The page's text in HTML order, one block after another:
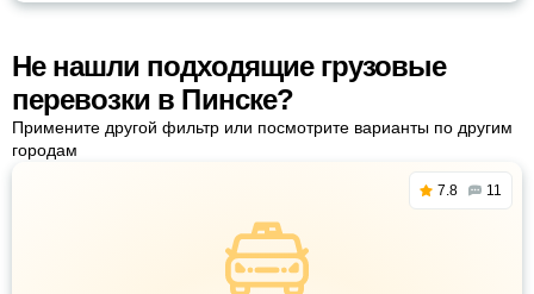
Не нашли подходящие грузовые
перевозки в Пинске?
Примените другой фильтр или посмотрите варианты по другим
городам
7.8 11